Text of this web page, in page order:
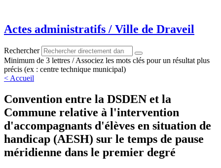
contenu
Actes administratifs / Ville de Draveil
Rechercher
Minimum de 3 lettres / Associez les mots clés pour un résultat plus
précis (ex : centre technique municipal)
< Accueil
Convention entre la DSDEN et la
Commune relative à l'intervention
d'accompagnants d'élèves en situation de
handicap (AESH) sur le temps de pause
méridienne dans le premier degré